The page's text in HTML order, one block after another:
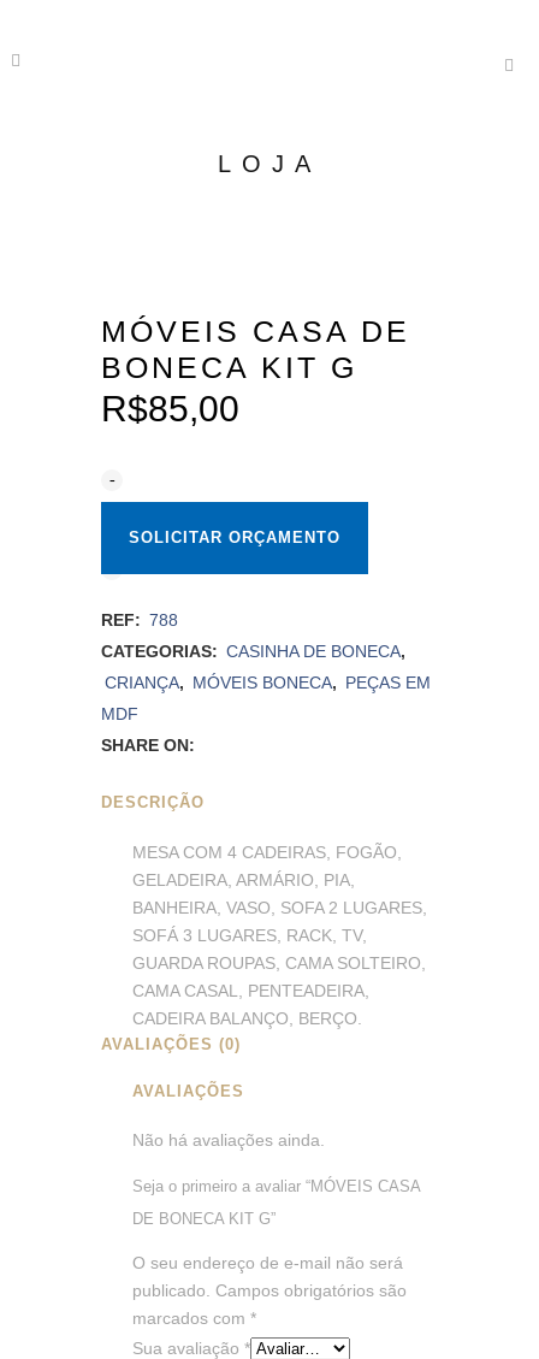
LOJA
MÓVEIS CASA DE
BONECA KIT G
R$85,00
SOLICITAR ORÇAMENTO
REF: 788
CATEGORIAS: CASINHA DE BONECA,
CRIANÇA, MÓVEIS BONECA, PEÇAS EM
MDF
SHARE ON:
DESCRIÇÃO
MESA COM 4 CADEIRAS, FOGÃO,
GELADEIRA, ARMÁRIO, PIA,
BANHEIRA, VASO, SOFA 2 LUGARES,
SOFÁ 3 LUGARES, RACK, TV,
GUARDA ROUPAS, CAMA SOLTEIRO,
CAMA CASAL, PENTEADEIRA,
CADEIRA BALANÇO, BERÇO.
AVALIAÇÕES (0)
AVALIAÇÕES
Não há avaliações ainda.
Seja o primeiro a avaliar “MÓVEIS CASA
DE BONECA KIT G”
O seu endereço de e-mail não será
publicado.
Campos obrigatórios são
marcados com *
Sua avaliação *